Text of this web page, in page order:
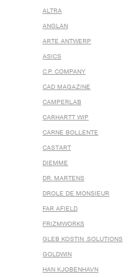
ALTRA
ANGLAN
ARTE ANTWERP
ASICS
C.P. COMPANY
CAD MAGAZINE
CAMPERLAB
CARHARTT WIP
CARNE BOLLENTE
CASTART
DIEMME
DR. MARTENS
DROLE DE MONSIEUR
FAR AFIELD
FRIZMWORKS
GLEB KOSTIN .SOLUTIONS
GOLDWIN
HAN KJOBENHAVN